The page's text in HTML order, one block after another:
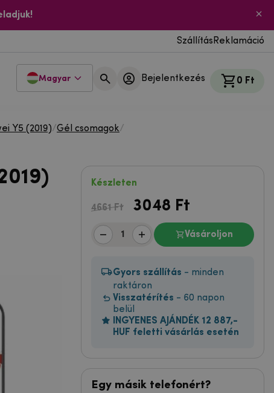
Szállítás Reklamáció
Magyar Bejelentkezés 0 Ft
Y5 (2019)/Gél csomagok/
Készleten
4661 Ft 3048 Ft
Vásároljon
Gyors szállítás - minden
raktáron
Visszatérítés - 60 napon
belül
INGYENES AJÁNDÉK 12 887,-
HUF feletti vásárlás esetén
Egy másik telefonért?